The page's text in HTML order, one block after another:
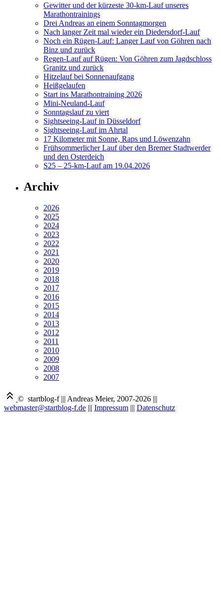
Gewitter und der kürzeste 30-km-Lauf unseres
Marathontrainings
Drei Andreas an einem Sonntagmorgen
Nach langer Zeit mal wieder ein Diedersdorf-Lauf
Noch ein Rügen-Lauf: Langer Lauf von Göhren nach
Binz und zurück
Regen-Lauf auf Rügen: Von Göhren zum Jagdschloss
Granitz und zurück
Hitzelauf bei Sonnenaufgang
Heißgelaufen
Start ins Marathontraining 2026
Mini-Neuland-Lauf
Sonntagslauf zu viert
Sightseeing-Lauf in Düsseldorf
Sightseeing-Lauf im Ahrtal
17 Kilometer mit Sonne, Raps und Löwenzahn
Frühsommerlicher Lauf über den Bremer Stadtwerder
und den Osterdeich
S25 – 25-km-Lauf am 19.04.2026
Archiv
2026
2025
2024
2023
2022
2021
2020
2019
2018
2017
2016
2015
2014
2013
2012
2011
2010
2009
2008
2007
© startblog-f ||| Andreas Meier, 2007-2026 |||
webmaster@startblog-f.de ||| Impressum ||| Datenschutz